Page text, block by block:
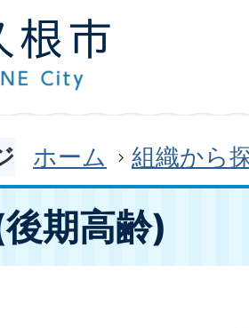
ホーム 組織から
期高齢)